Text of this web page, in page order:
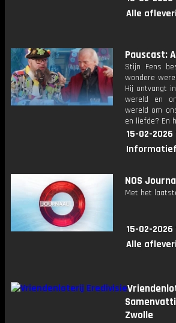
Alle
Pauscast:
Stijn Fens
wondere
Hij ontvangt
wereld en
wereld om
en liefde? En
15-02-2026
NOS
Met het
15-02-2026
Alle
Zwolle